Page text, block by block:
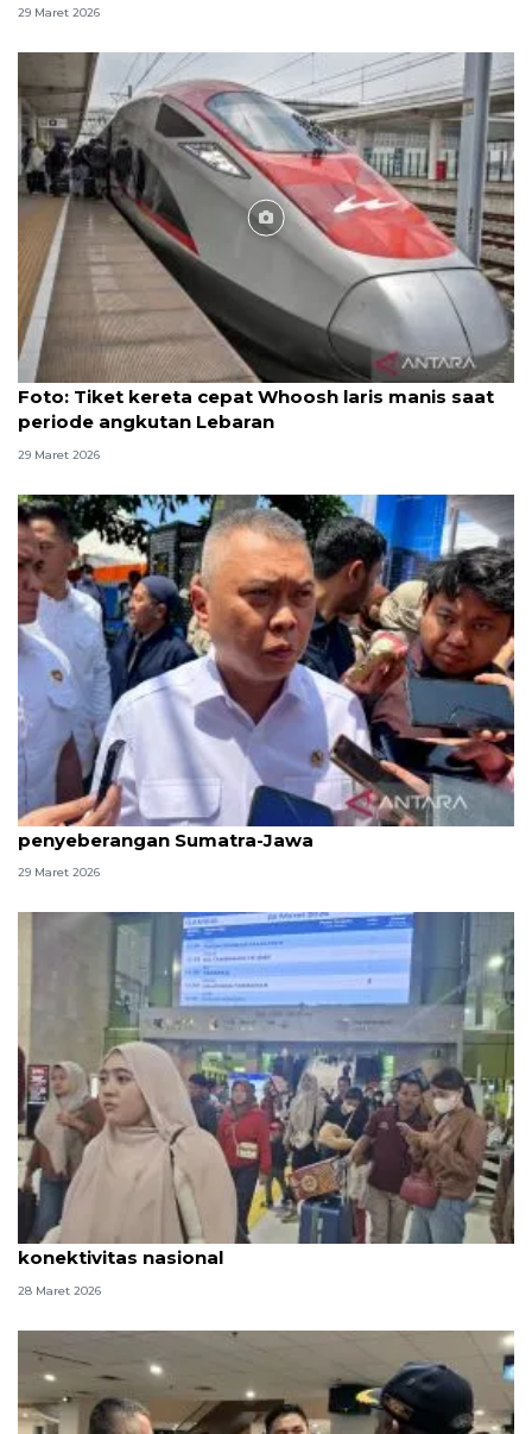
29 Maret 2026
Foto
Foto: Tiket kereta cepat Whoosh laris manis saat
periode angkutan Lebaran
29 Maret 2026
Menhub pastikan kelancaran arus balik
penyeberangan Sumatra-Jawa
29 Maret 2026
KAI soroti peran strategis kereta api dukung
konektivitas nasional
28 Maret 2026